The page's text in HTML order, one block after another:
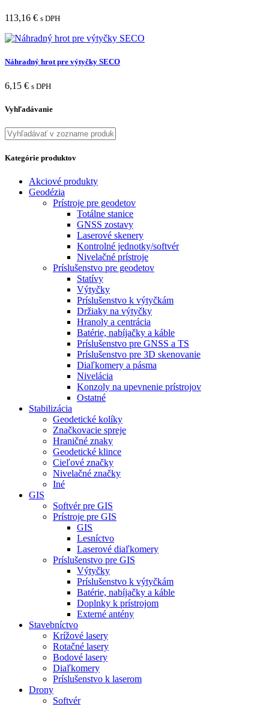
113,16 € s DPH
Náhradný hrot pre výtyčky SECO
6,15 € s DPH
Vyhľadávanie
Kategórie produktov
Akciové produkty
Geodézia
Prístroje pre geodetov
Totálne stanice
GNSS zostavy
Laserové skenery
Kontrolné jednotky/softvér
Nivelačné prístroje
Príslušenstvo pre geodetov
Statívy
Výtyčky
Príslušenstvo k výtyčkám
Držiaky na výtyčky
Hranoly a centrácia
Batérie, nabíjačky a káble
Príslušenstvo pre GNSS a TS
Príslušenstvo pre 3D skenovanie
Diaľkomery a pásma
Nivelácia
Konzoly na upevnenie prístrojov
Ostatné
Stabilizácia
Geodetické kolíky
Značkovacie spreje
Hraničné znaky
Geodetické klince
Cieľové značky
Nivelačné značky
Iné
GIS
Softvér pre GIS
Prístroje pre GIS
GIS
Lesníctvo
Laserové diaľkomery
Príslušenstvo pre GIS
Výtyčky
Príslušenstvo k výtyčkám
Batérie, nabíjačky a káble
Doplnky k prístrojom
Externé antény
Stavebníctvo
Krížové lasery
Rotačné lasery
Bodové lasery
Diaľkomery
Príslušenstvo k laserom
Drony
Softvér